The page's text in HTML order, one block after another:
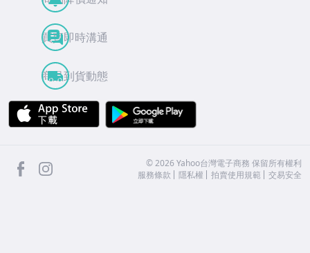
買賣即時溝通
商品到貨動態
APP Store
facebook ©2026 Yahoo台灣電子商務 保留所有權利
服務條款
隱私權 拍賣使用規範 交易安全